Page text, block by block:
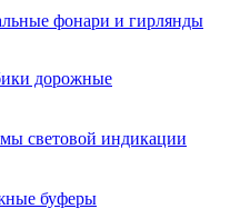
фонари и гирлянды
дорожные
световой индикации
буферы